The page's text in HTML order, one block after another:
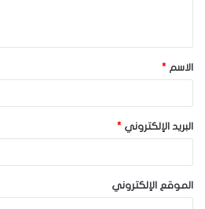
ق
*الاسم *
البريد الإلكتروني *
الموقع الإلكتروني